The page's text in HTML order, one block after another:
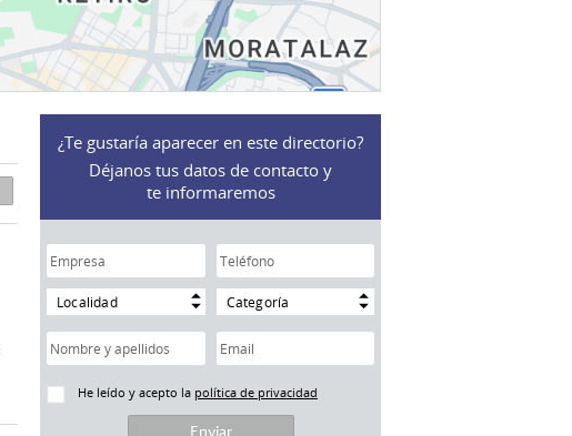
¿Te gustaría aparecer en este directorio?
Déjanos tus datos de contacto y
te informaremos
Localidad Categoría
He leído y acepto la política de privacidad